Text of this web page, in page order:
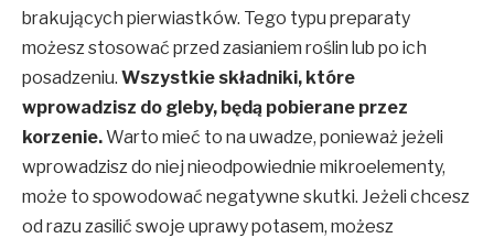
brakujących pierwiastków. Tego typu preparaty
możesz stosować przed zasianiem roślin lub po ich
posadzeniu. Wszystkie składniki, które
wprowadzisz do gleby, będą pobierane przez
korzenie.Warto mieć to na uwadze, ponieważ jeżeli
wprowadzisz do niej nieodpowiednie mikroelementy,
może to spowodować negatywne skutki. Jeżeli chcesz
od razu zasilić swoje uprawy potasem, możesz